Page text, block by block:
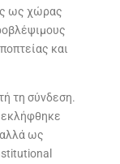
ως χώρας
και
τη σύνδεση.
εκλήφθηκε
ως